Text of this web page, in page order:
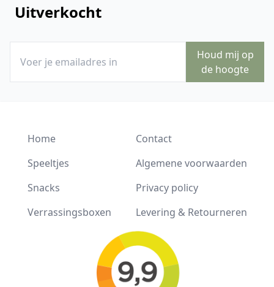
Uitverkocht
Houd mij op
de hoogte
Home
Speeltjes
Snacks
Verrassingsboxen
Contact
Algemene voorwaarden
Privacy policy
Levering & Retourneren